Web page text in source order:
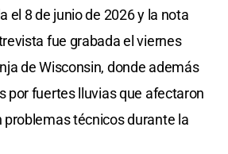
el 8 de junio de 2026 y la nota
fue grabada el viernes
de Wisconsin, donde además
por fuertes lluvias que afectaron
problemas técnicos durante la